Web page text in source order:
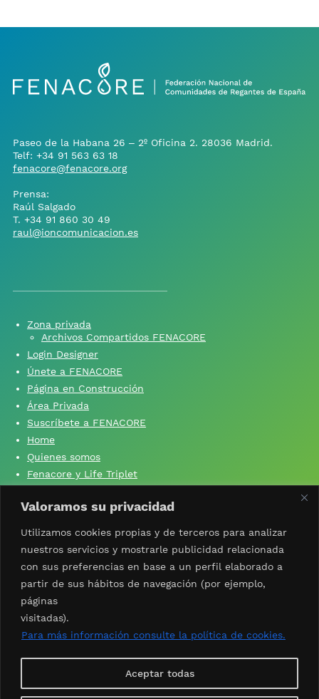
Valoramos su privacidad
Utilizamos cookies propias y de terceros para analizar
nuestros servicios y mostrarle publicidad relacionada
con sus preferencias en base a un perfil elaborado a
partir de sus hábitos de navegación (por ejemplo,
páginas
visitadas).
Para más información consulte la política de cookies.
Aceptar todas
Paseo de la Habana 26 – 2º Oficina 2. 28036 Madrid.
Telf: +34 91 563 63 18
fenacore@fenacore.org
Prensa:
Raúl Salgado
T. +34 91 860 30 49
raul@ioncomunicacion.es
Zona privada
Archivos Compartidos FENACORE
Login Designer
Únete a FENACORE
Página en Construcción
Área Privada
Suscríbete a FENACORE
Home
Quienes somos
Fenacore y Life Triplet
Contacta con nosotros
Síguenos X facebookLinkedinInstagramWhatsappyoutube